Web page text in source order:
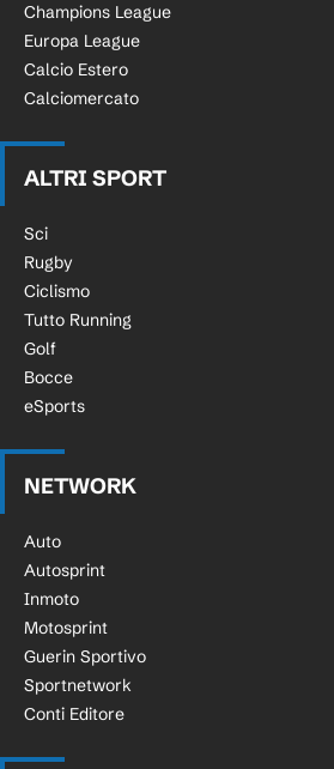
Champions League
Europa League
Calcio Estero
Calciomercato
ALTRI SPORT
Sci
Rugby
Ciclismo
Tutto Running
Golf
Bocce
eSports
NETWORK
Auto
Autosprint
Inmoto
Motosprint
Guerin Sportivo
Sportnetwork
Conti Editore